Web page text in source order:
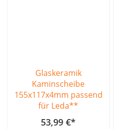
Glaskeramik
Kaminscheibe
155x117x4mm passend
für Leda**
53,99 €